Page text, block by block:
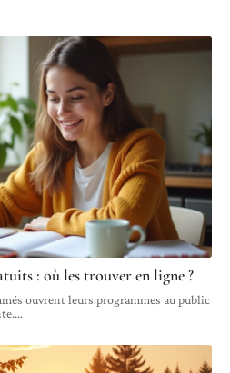
: où les trouver en ligne ?
ouvrent leurs programmes au public
…